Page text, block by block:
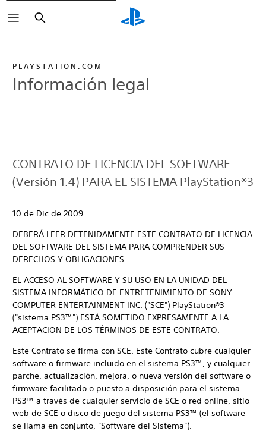
Buscar
PLAYSTATION.COM
Información legal
CONTRATO DE LICENCIA DEL SOFTWARE
(Versión 1.4) PARA EL SISTEMA PlayStation®3
10 de Dic de 2009
DEBERÁ LEER DETENIDAMENTE ESTE CONTRATO DE LICENCIA
DEL SOFTWARE DEL SISTEMA PARA COMPRENDER SUS
DERECHOS Y OBLIGACIONES.
EL ACCESO AL SOFTWARE Y SU USO EN LA UNIDAD DEL
SISTEMA INFORMÁTICO DE ENTRETENIMIENTO DE SONY
COMPUTER ENTERTAINMENT INC. ("SCE") PlayStation®3
("sistema PS3™") ESTÁ SOMETIDO EXPRESAMENTE A LA
ACEPTACION DE LOS TÉRMINOS DE ESTE CONTRATO.
Este Contrato se firma con SCE. Este Contrato cubre cualquier
software o firmware incluido en el sistema PS3™, y cualquier
parche, actualización, mejora, o nueva versión del software o
firmware facilitado o puesto a disposición para el sistema
PS3™ a través de cualquier servicio de SCE o red online, sitio
web de SCE o disco de juego del sistema PS3™ (el software
se llama en conjunto, "Software del Sistema").